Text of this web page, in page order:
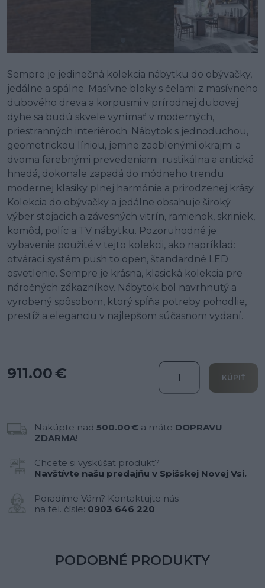
Sempre je jedinečná kolekcia nábytku do obývačky,
jedálne a spálne. Masívne bloky s čelami z masívneho
dubového dreva a korpusmi v prírodnej dubovej
dyhe sa budú skvele vynímať v moderných,
priestranných interiéroch. Nábytok s jednoduchou,
geometrickou líniou, jemne zaoblenými okrajmi a
dvoma farebnými prevedeniami: rustikálna a antická
hnedá, dokonale zapadá do módneho trendu
modernej klasiky plnej harmónie a prirodzenej krásy.
Kolekcia do obývačky a jedálne obsahuje široký
výber stojacich a závesných vitrín, ramienok, skriniek,
komôd, políc a TV nábytku. Pozoruhodné je
vybavenie použité v tejto kolekcii, ako napríklad:
otvárací systém push to open, štandardné LED
osvetlenie. Sempre je krásna, klasická kolekcia pre
náročných zákazníkov. Nábytok bol navrhnutý a
vyrobený spôsobom, ktorý spĺňa potreby pohodlie,
prestíž a eleganciu v najlepšom súčasnom vydaní.
911.00 € KÚPIŤ
Nakúpte nad 500.00 € a máte DOPRAVU
ZDARMA!
Chcete si vyskúšať produkt?
Navštívte našu predajňu v Spišskej Novej Vsi.
Poradíme Vám? Kontaktujte nás
na tel. čísle: 0903 646 220
PODOBNÉ PRODUKTY